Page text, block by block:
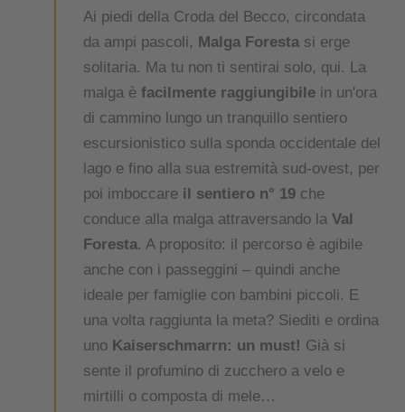
Ai piedi della Croda del Becco, circondata
da ampi pascoli, Malga Foresta si erge
solitaria. Ma tu non ti sentirai solo, qui. La
malga è facilmente raggiungibile in un'ora
di cammino lungo un tranquillo sentiero
escursionistico sulla sponda occidentale del
lago e fino alla sua estremità sud-ovest, per
poi imboccare il sentiero n° 19 che
conduce alla malga attraversando la Val
Foresta. A proposito: il percorso è agibile
anche con i passeggini – quindi anche
ideale per famiglie con bambini piccoli. E
una volta raggiunta la meta? Siediti e ordina
uno Kaiserschmarrn: un must! Già si
sente il profumino di zucchero a velo e
mirtilli o composta di mele…